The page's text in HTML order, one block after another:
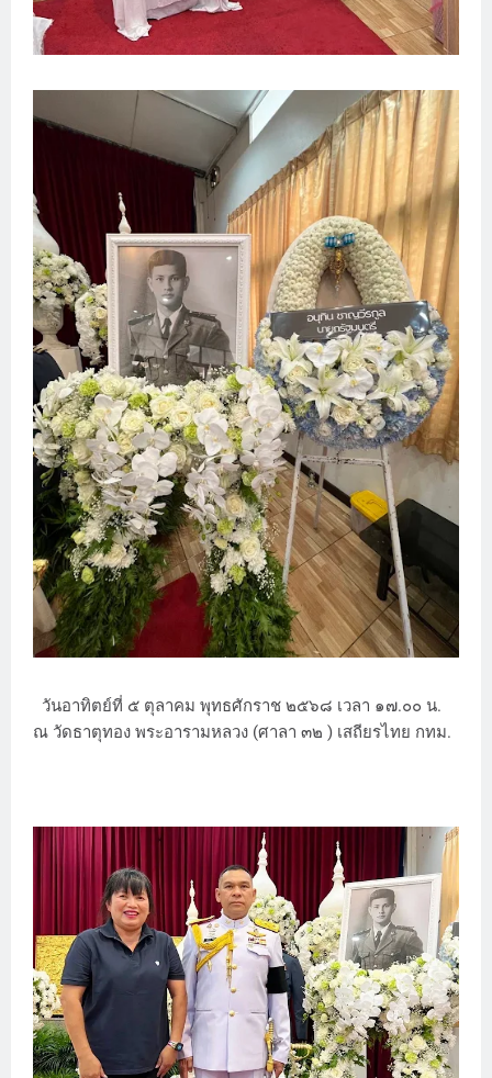
วันอาทิตย์ที่ ๕ ตุลาคม พุทธศักราช ๒๕๖๘ เวลา ๑๗.๐๐ น.
ณ วัดธาตุทอง พระอารามหลวง (ศาลา ๓๒ ) เสถียรไทย กทม.